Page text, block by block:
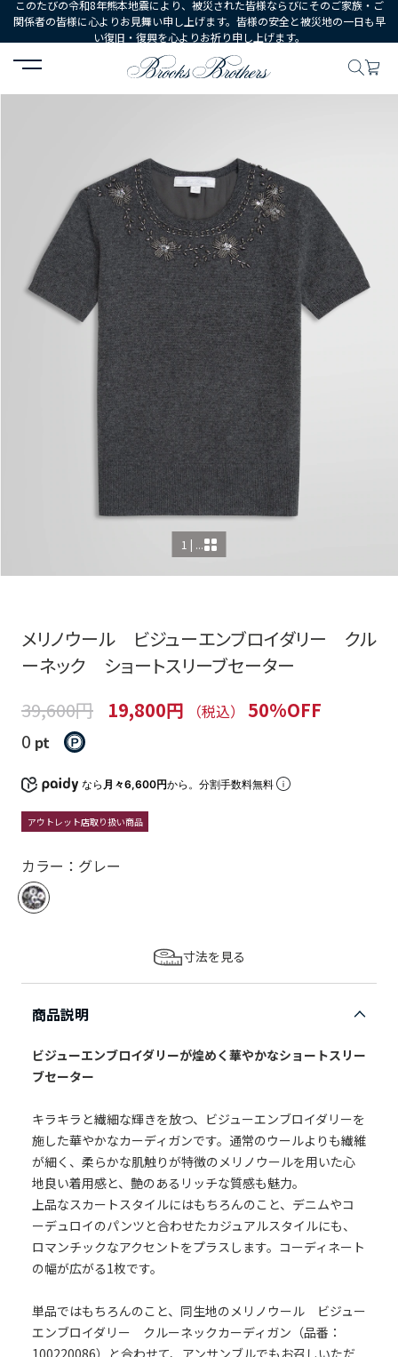
このたびの令和8年熊本地震により、被災された皆様ならびにそのご家族・ご
関係者の皆様に心よりお見舞い申し上げます。皆様の安全と被災地の一日も早
い復旧・復興を心よりお祈り申し上げます。
HOME ウェア トップス セーター メリノウール
1 | ...
メリノウール ビジューエンブロイダリー クル
ーネック ショートスリーブセーター
39,600円
19,800円 （税込）
50%OFF
0 pt
なら 月々6,600円から。分割手数料無料
アウトレット店取り扱い商品
カラー：グレー
寸法を見る
商品説明
ビジューエンブロイダリーが煌めく華やかなショートスリー
ブセーター
キラキラと繊細な輝きを放つ、ビジューエンブロイダリーを
施した華やかなカーディガンです。通常のウールよりも繊維
が細く、柔らかな肌触りが特徴のメリノウールを用いた心
地良い着用感と、艶のあるリッチな質感も魅力。
上品なスカートスタイルにはもちろんのこと、デニムやコ
ーデュロイのパンツと合わせたカジュアルスタイルにも、
ロマンチックなアクセントをプラスします。コーディネート
の幅が広がる1枚です。
単品ではもちろんのこと、同生地のメリノウール ビジュー
エンブロイダリー クルーネックカーディガン（品番：